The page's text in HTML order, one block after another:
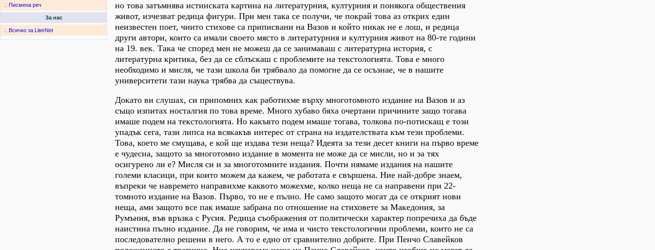
:. Писмена реч
За нас
:. Всичко за LiterNet
но това затъмнява истинската картина на литературния, културния и понякога обществения
живот, изчезват редица фигури. При мен така се получи, че покрай това аз открих един
неизвестен поет, чиито стихове са приписвани на Вазов и който никак не е лош, и редица
други автори, които са имали своето място в литературния и културния живот на 80-те години
на 19. век. Така че според мен не можеш да се занимаваш с литературна история, с
литературна критика, без да се сблъскаш с проблемите на текстологията. Това е много
необходимо и мисля, че тази школа би трябвало да помогне да се осъзнае, че в нашите
университети тази наука трябва да съществува.
Докато ви слушах, си припомних как работихме върху многотомното издание на Вазов и аз
също изпитах носталгия по това време. Много хубаво бяха очертани причините защо тогава
имаше подем на текстологията. Но какъвто подем имаше тогава, толкова по-потискащ е този
упадък сега, тази липса на всякакъв интерес от страна на издателствата към тези проблеми.
Това, което ме смущава, е кой ще издава тези неща? Идеята за тези десет книги на първо време
е чудесна, защото за многотомно издание в момента не може да се мисли, но и за тях
осигурено ли е? Мисля си и за многотомните издания. Почти нямаме издания на нашите
големи класици, при които можем да кажем, че работата е свършена. Ние най-добре знаем,
въпреки че навремето направихме каквото можехме, колко неща не са направени при 22-
томното издание на Вазов. Първо, то не е пълно. Не само защото могат да се открият нови
неща, ами защото все пак имаше забрана по отношение на стиховете за Македония, за
Румъния, във връзка с Русия. Редица съображения от политически характер попречиха да бъде
наистина пълно издание. Да не говорим, че има и чисто текстологични проблеми, които не са
последователно решени в него. А то е едно от сравнително добрите. При Пенчо Славейков